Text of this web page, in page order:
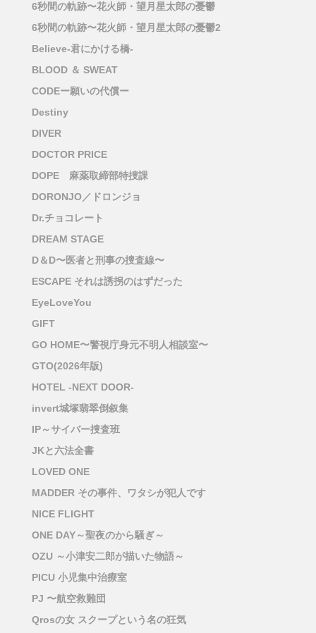
6秒間の軌跡〜花火師・望月星太郎の憂鬱
6秒間の軌跡〜花火師・望月星太郎の憂鬱2
Believe-君にかける橋-
BLOOD ＆ SWEAT
CODEー願いの代償ー
Destiny
DIVER
DOCTOR PRICE
DOPE 麻薬取締部特捜課
DORONJO／ドロンジョ
Dr.チョコレート
DREAM STAGE
D＆D〜医者と刑事の捜査線〜
ESCAPE それは誘拐のはずだった
EyeLoveYou
GIFT
GO HOME〜警視庁身元不明人相談室〜
GTO(2026年版)
HOTEL -NEXT DOOR-
invert城塚翡翠倒叙集
IP～サイバー捜査班
JKと六法全書
LOVED ONE
MADDER その事件、ワタシが犯人です
NICE FLIGHT
ONE DAY～聖夜のから騒ぎ～
OZU ～小津安二郎が描いた物語～
PICU 小児集中治療室
PJ 〜航空救難団
Qrosの女 スクープという名の狂気